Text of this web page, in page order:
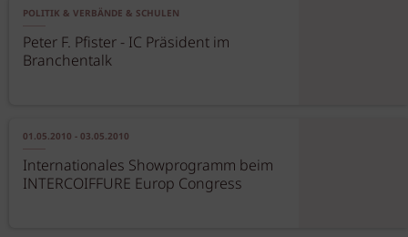
POLITIK & VERBÄNDE & SCHULEN
Peter F. Pfister - IC Präsident im
Branchentalk
01.05.2010 - 03.05.2010
Internationales Showprogramm beim
INTERCOIFFURE Europ Congress